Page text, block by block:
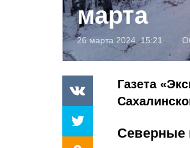
марта
26 марта 2024, 15:21
Газета
Северные